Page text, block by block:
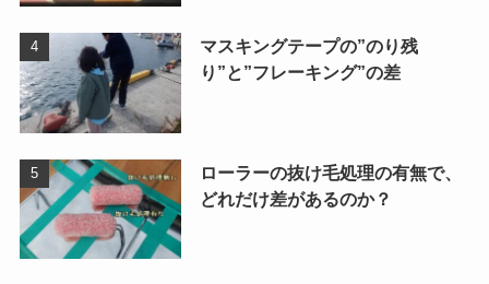
マスキングテープの”のり残
り”と”フレーキング”の差
ローラーの抜け毛処理の有無で、
どれだけ差があるのか？